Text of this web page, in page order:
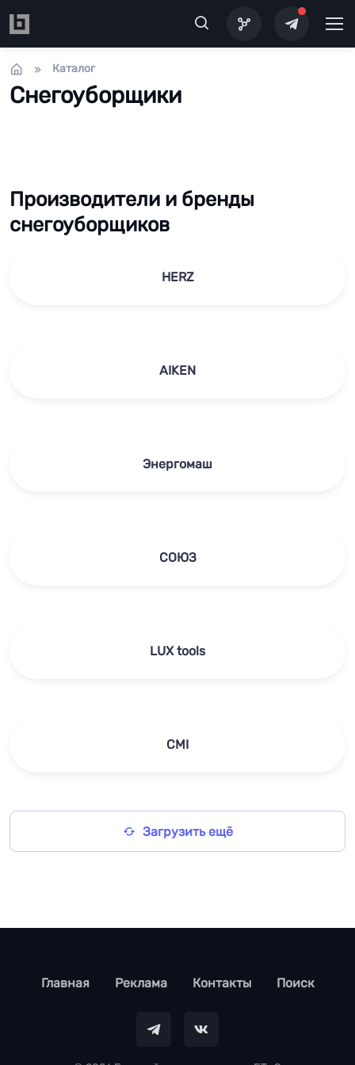
Каталог
Снегоуборщики
Производители и бренды
снегоуборщиков
HERZ
AIKEN
Энергомаш
СОЮЗ
LUX tools
CMI
Загрузить ещё
footer
Главная Реклама Контакты Поиск